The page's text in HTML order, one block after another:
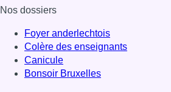
Nos dossiers
Foyer anderlechtois
Colère des enseignants
Canicule
Bonsoir Bruxelles